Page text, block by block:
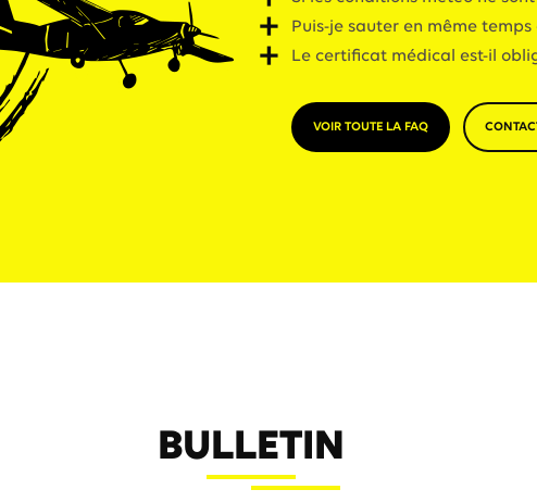
Puis-je sauter en même temps
Le certificat médical est-il
VOIR TOUTE LA FAQ
BULLETIN